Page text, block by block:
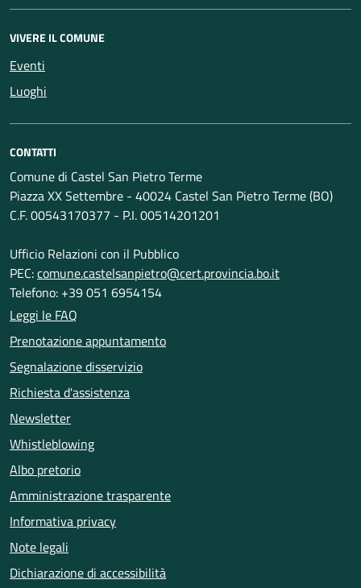
VIVERE IL COMUNE
Eventi
Luoghi
CONTATTI
Comune di Castel San Pietro Terme
Piazza XX Settembre - 40024 Castel San Pietro Terme (BO)
C.F. 00543170377 - P.I. 00514201201
Ufficio Relazioni con il Pubblico
PEC:comune.castelsanpietro@cert.provincia.bo.it
Telefono: +39 051 6954154
Leggi le FAQ
Prenotazione appuntamento
Segnalazione disservizio
Richiesta d'assistenza
Newsletter
Whistleblowing
Albo pretorio
Amministrazione trasparente
Informativa privacy
Note legali
Dichiarazione di accessibilità